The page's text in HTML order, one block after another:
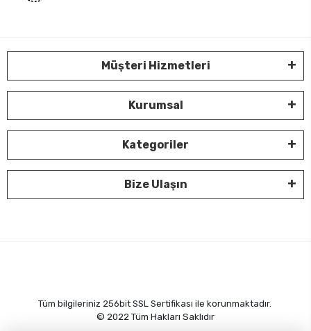
Müşteri Hizmetleri
Kurumsal
Kategoriler
Bize Ulaşın
Tüm bilgileriniz 256bit SSL Sertifikası ile korunmaktadır.
© 2022 Tüm Hakları Saklıdır